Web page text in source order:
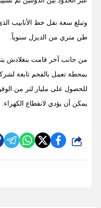
طن متري من الديزل سنوياً.
من جانب آخر قامت بنغلادش
بمحطة تعمل بالفحم تابعة
للحصول على مليار لتر من
يمكن أن يؤدي لانقطاع الكهراء.
شارك